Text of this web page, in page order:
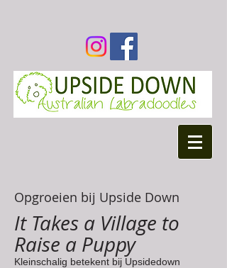
Opgroeien bij Upside Down
It Takes a Village to
Raise a Puppy
Kleinschalig betekent bij Upsidedown